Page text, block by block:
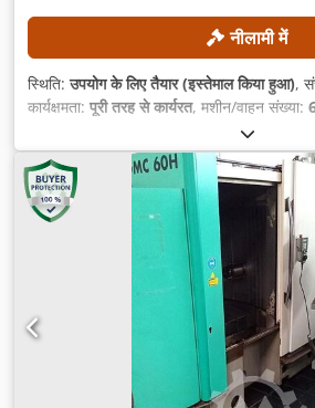
नीलामी में
स्थिति:उपयोग के लिए तैयार (इस्तेमाल किया हुआ),
कार्यक्षमता: पूरी तरह से कार्यरत, मशीन/वाहन संख्या:
400 मिमी
अधिकतम धुरी गति:4,000 आरपीएम, शक्ति:5.5